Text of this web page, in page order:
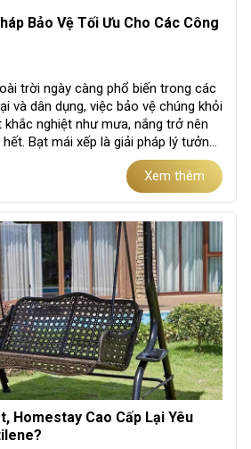
Bảo Vệ Tối Ưu Cho Các Công
trời ngày càng phổ biến trong các
và dân dụng, việc bảo vệ chúng khỏi
nghiệt như mưa, nắng trở nên
Bạt mái xếp là giải pháp lý tưởng,
Xem thêm
Homestay Cao Cấp Lại Yêu